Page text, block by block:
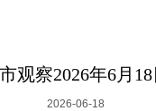
观察2026年6月
2026-06-18